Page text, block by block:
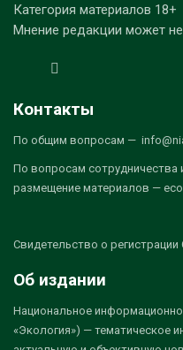
Категория материалов 18+
Мнение редакции может
Контакты
По общим вопросам —
По вопросам сотрудничества
размещение материалов —
Свидетельство о
Об издании
Национальное
«Экология») — тематическое